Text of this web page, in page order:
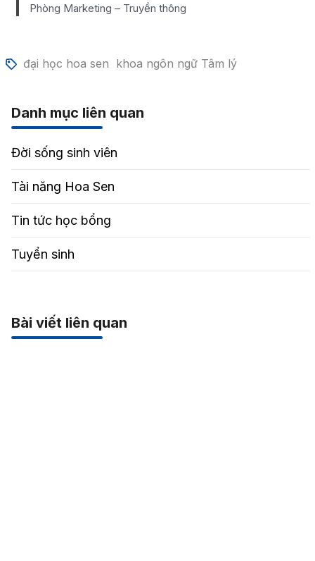
Phòng Marketing – Truyền thông
đại học hoa sen khoa ngôn ngữ Tâm lý
Danh mục liên quan
Đời sống sinh viên
Tài năng Hoa Sen
Tin tức học bổng
Tuyển sinh
Bài viết liên quan